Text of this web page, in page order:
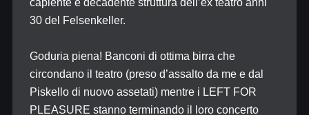
capiente e decadente struttura dell’ex teatro anni
30 del Felsenkeller.
Goduria piena! Banconi di ottima birra che
circondano il teatro (preso d’assalto da me e dal
Piskello di nuovo assetati) mentre i LEFT FOR
PLEASURE stanno terminando il loro concerto